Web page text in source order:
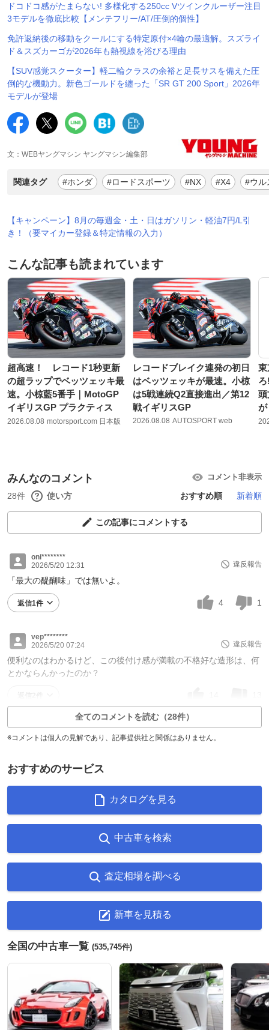
ドコドコ感がたまらない! 多様化する250cc Vツインクルーザー注目
3モデルを徹底比較【メンテフリー/AT/圧倒的個性】
免許返納後の移動をクールにする特定原付×4輪の最適解。スズライ
ド＆スズカーゴが2026年も熱視線を浴びる理由
【SUV感覚スクーター】軽二輪クラスの余裕と足長サスを備えた圧
倒的な機動力。新色ゴールドを纏った「SR GT 200 Sport」2026年
モデルが登場
文：WEBヤングマシン ヤングマシン編集部
関連タグ #ホンダ #ロードスポーツ #NX #X4 #ウル
【キャンペーン】8月の毎週金・土・日はガソリン・軽油7円/L引
き！（要マイカー登録＆特定情報の入力）
こんな記事も読まれています
超高速！ レコード1秒更新
の超ラップでベッツェッキ最
速。小椋藍5番手｜MotoGP
イギリスGP プラクティス
2026.08.08 motorsport.com 日本版
レコードブレイク連発の初日
はベッツェッキが最速。小椋
は5戦連続Q2直接進出／第12
戦イギリスGP
2026.08.08 AUTOSPORT web
東
頭
みんなのコメント コメント非表示
28件 使い方 おすすめ順 新着順
この記事にコメントする
oni********
2026/5/20 12:31
違反報告
「最大の醍醐味」では無いよ。
返信1件 4 1
vep********
2026/5/20 07:24
違反報告
便利なのはわかるけど、この後付け感が満載の不格好な造形は、何
とかならんかったのか？
全てのコメントを読む（28件）
※コメントは個人の見解であり、記事提供社と関係はありません。
おすすめのサービス
カタログを見る
中古車を検索
査定相場を調べる
新車を見積る
全国の中古車一覧 (535,745件)